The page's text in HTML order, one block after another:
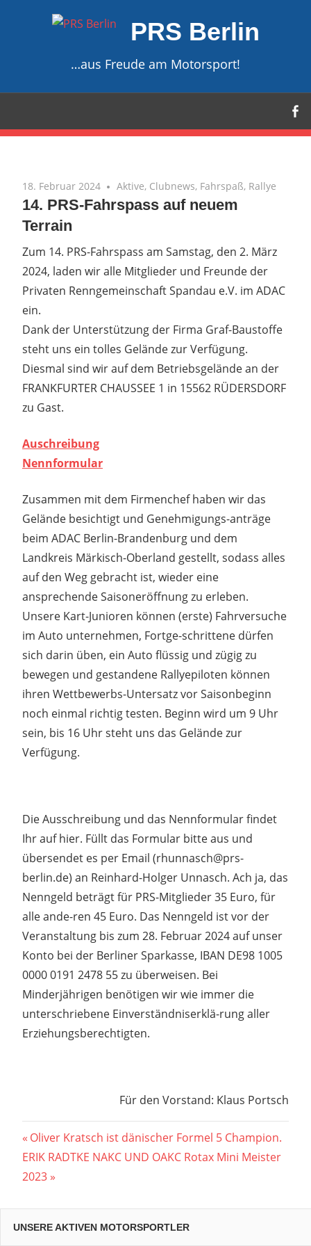
PRS Berlin
…aus Freude am Motorsport!
18. Februar 2024 Aktive, Clubnews, Fahrspaß, Rallye
14. PRS-Fahrspass auf neuem
Terrain
Zum 14. PRS-Fahrspass am Samstag, den 2. März
2024, laden wir alle Mitglieder und Freunde der
Privaten Renngemeinschaft Spandau e.V. im ADAC
ein.
Dank der Unterstützung der Firma Graf-Baustoffe
steht uns ein tolles Gelände zur Verfügung.
Diesmal sind wir auf dem Betriebsgelände an der
FRANKFURTER CHAUSSEE 1 in 15562 RÜDERSDORF
zu Gast.
Auschreibung
Nennformular
Zusammen mit dem Firmenchef haben wir das
Gelände besichtigt und Genehmigungs-anträge
beim ADAC Berlin-Brandenburg und dem
Landkreis Märkisch-Oberland gestellt, sodass alles
auf den Weg gebracht ist, wieder eine
ansprechende Saisoneröffnung zu erleben.
Unsere Kart-Junioren können (erste) Fahrversuche
im Auto unternehmen, Fortge-schrittene dürfen
sich darin üben, ein Auto flüssig und zügig zu
bewegen und gestandene Rallyepiloten können
ihren Wettbewerbs-Untersatz vor Saisonbeginn
noch einmal richtig testen. Beginn wird um 9 Uhr
sein, bis 16 Uhr steht uns das Gelände zur
Verfügung.
Die Ausschreibung und das Nennformular findet
Ihr auf hier. Füllt das Formular bitte aus und
übersendet es per Email (rhunnasch@prs-
berlin.de) an Reinhard-Holger Unnasch. Ach ja, das
Nenngeld beträgt für PRS-Mitglieder 35 Euro, für
alle ande-ren 45 Euro. Das Nenngeld ist vor der
Veranstaltung bis zum 28. Februar 2024 auf unser
Konto bei der Berliner Sparkasse, IBAN DE98 1005
0000 0191 2478 55 zu überweisen. Bei
Minderjährigen benötigen wir wie immer die
unterschriebene Einverständniserklä-rung aller
Erziehungsberechtigten.
Für den Vorstand: Klaus Portsch
Beitragsnavigation
Vorheriger
Beitrag:
Oliver Kratsch ist dänischer Formel 5 Champion.
Nächster
Beitrag:
ERIK RADTKE NAKC UND OAKC Rotax Mini Meister
2023
UNSERE AKTIVEN MOTORSPORTLER